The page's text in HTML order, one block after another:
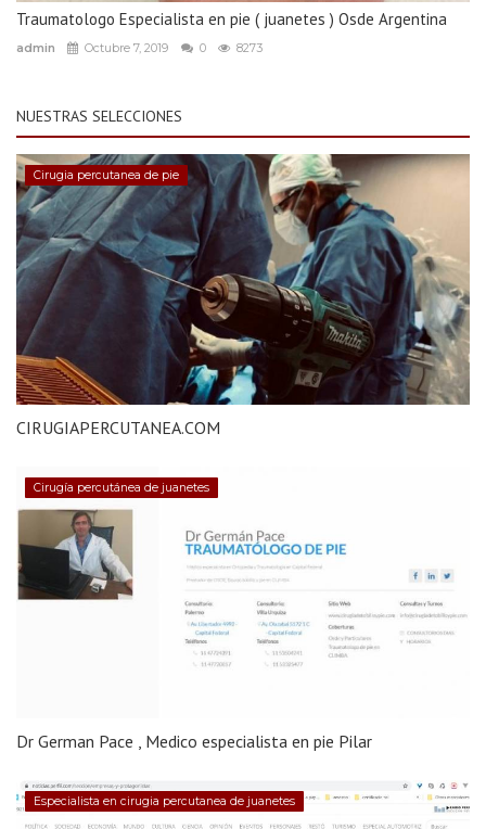
Traumatologo Especialista en pie ( juanetes ) Osde Argentina
admin Octubre 7, 2019 0 8273
NUESTRAS SELECCIONES
Cirugia percutanea de pie
CIRUGIAPERCUTANEA.COM
Cirugía percutánea de juanetes
Dr German Pace , Medico especialista en pie Pilar
Especialista en cirugia percutanea de juanetes